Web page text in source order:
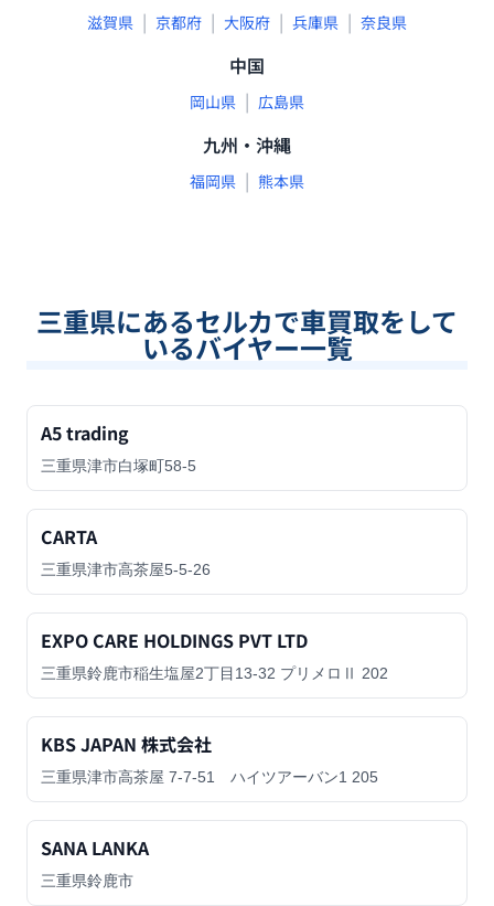
滋賀県 | 京都府 | 大阪府 | 兵庫県 | 奈良県
中国
岡山県 | 広島県
九州・沖縄
福岡県 | 熊本県
三重県にあるセルカで車買取をして
いるバイヤー一覧
A5 trading
三重県津市白塚町58-5
CARTA
三重県津市高茶屋5-5-26
EXPO CARE HOLDINGS PVT LTD
三重県鈴鹿市稲生塩屋2丁目13-32 プリメロⅡ 202
KBS JAPAN 株式会社
三重県津市高茶屋 7-7-51 ハイツアーバン1 205
SANA LANKA
三重県鈴鹿市